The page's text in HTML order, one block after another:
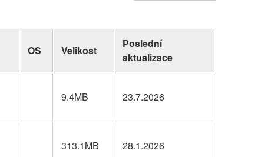
OS Velikost
Poslední
aktualizace
9.4MB 23.7.2026
313.1MB 28.1.2026